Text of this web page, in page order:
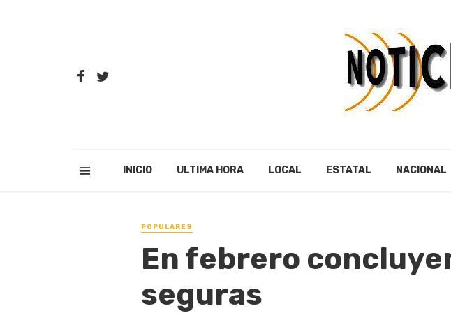
INICIO ULTIMA HORA LOCAL ESTATAL NACIONAL
POPULARES
En febrero
seguras